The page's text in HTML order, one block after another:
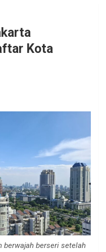
Kota
berwajah berseri setelah